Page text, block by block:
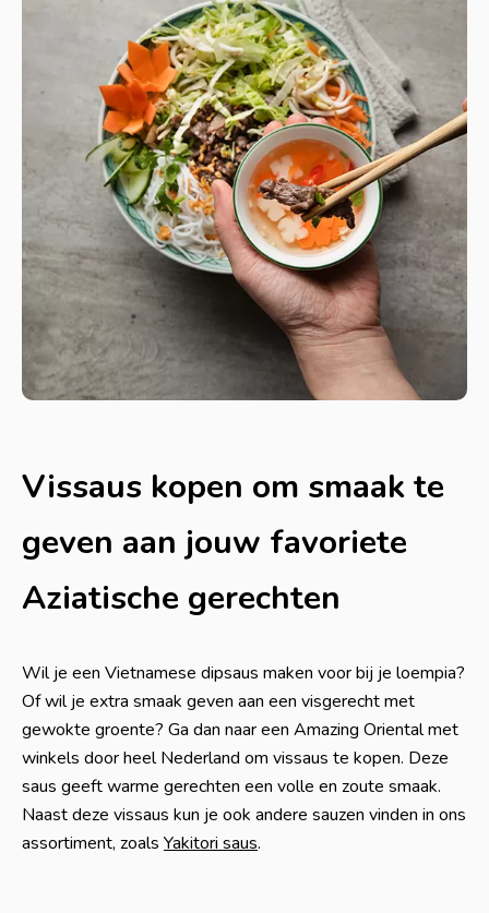
Vissaus kopen om smaak te
geven aan jouw favoriete
Aziatische gerechten
Wil je een Vietnamese dipsaus maken voor bij je loempia?
Of wil je extra smaak geven aan een visgerecht met
gewokte groente? Ga dan naar een Amazing Oriental met
winkels door heel Nederland om vissaus te kopen. Deze
saus geeft warme gerechten een volle en zoute smaak.
Naast deze vissaus kun je ook andere sauzen vinden in ons
assortiment, zoals Yakitori saus.